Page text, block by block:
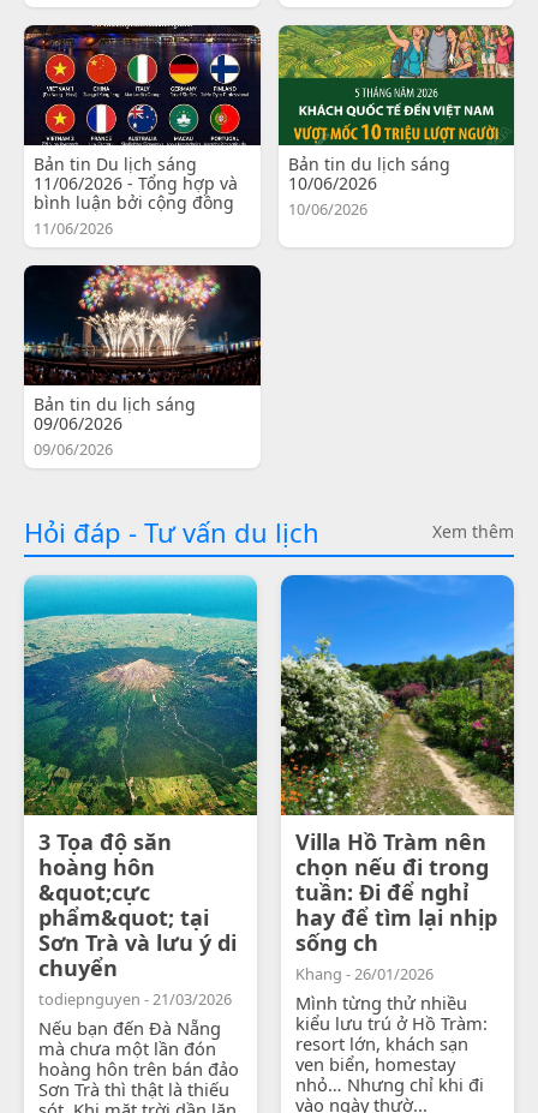
Bản tin Du lịch sáng
11/06/2026 - Tổng hợp và
bình luận bởi cộng đồng
11/06/2026
Bản tin du lịch sáng
10/06/2026
10/06/2026
Bản tin du lịch sáng
09/06/2026
09/06/2026
Hỏi đáp - Tư vấn du lịch Xem thêm
3 Tọa độ săn
hoàng hôn
&quot;cực
phẩm&quot; tại
Sơn Trà và lưu ý di
chuyển
todiepnguyen - 21/03/2026
Nếu bạn đến Đà Nẵng
mà chưa một lần đón
hoàng hôn trên bán đảo
Sơn Trà thì thật là thiếu
Villa Hồ Tràm nên
chọn nếu đi trong
tuần: Đi để nghỉ
hay để tìm lại nhịp
sống ch
Khang - 26/01/2026
Mình từng thử nhiều
kiểu lưu trú ở Hồ Tràm:
resort lớn, khách sạn
ven biển, homestay
nhỏ… Nhưng chỉ khi đi
vào ngày thườ...